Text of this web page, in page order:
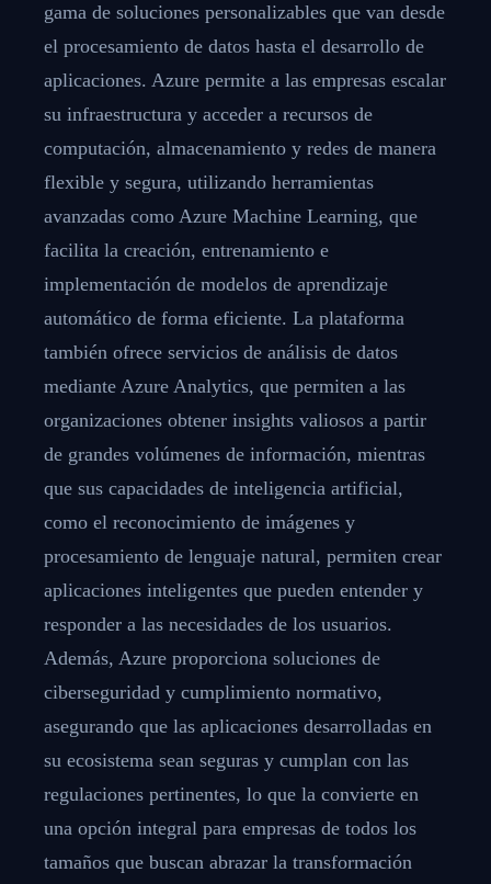
gama de soluciones personalizables que van desde
el procesamiento de datos hasta el desarrollo de
aplicaciones. Azure permite a las empresas escalar
su infraestructura y acceder a recursos de
computación, almacenamiento y redes de manera
flexible y segura, utilizando herramientas
avanzadas como Azure Machine Learning, que
facilita la creación, entrenamiento e
implementación de modelos de aprendizaje
automático de forma eficiente. La plataforma
también ofrece servicios de análisis de datos
mediante Azure Analytics, que permiten a las
organizaciones obtener insights valiosos a partir
de grandes volúmenes de información, mientras
que sus capacidades de inteligencia artificial,
como el reconocimiento de imágenes y
procesamiento de lenguaje natural, permiten crear
aplicaciones inteligentes que pueden entender y
responder a las necesidades de los usuarios.
Además, Azure proporciona soluciones de
ciberseguridad y cumplimiento normativo,
asegurando que las aplicaciones desarrolladas en
su ecosistema sean seguras y cumplan con las
regulaciones pertinentes, lo que la convierte en
una opción integral para empresas de todos los
tamaños que buscan abrazar la transformación